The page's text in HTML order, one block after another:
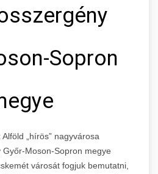
Sopron
„hírös” nagyvárosa
Győr-Moson-Sopron megye
városát fogjuk bemutatni,